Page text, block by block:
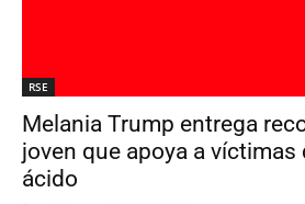
RSE
Melania Trump entrega
joven que apoya a víctimas
ácido